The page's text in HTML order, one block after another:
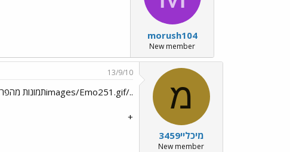
morush104
New member
מ
מיכליי3459
New member
13/9/10
../images/Emo251.gifתמונות מהפרק../images/Emo251.gif
+